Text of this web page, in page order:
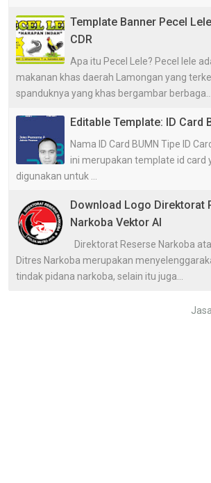
Template Banner Pecel
CDR
Apa itu Pecel Lele? Pecel lele
makanan khas daerah Lamongan yang
spanduknya yang khas bergambar berbaga...
Editable Template: ID Card
Nama ID Card BUMN Tipe ID
ini merupakan template id card
digunakan untuk ...
Download Logo Direktorat
Narkoba Vektor AI
Direktorat Reserse Narkoba
Ditres Narkoba merupakan
tindak pidana narkoba, selain itu juga...